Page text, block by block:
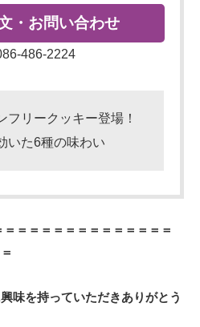
・お問い合わせ
486-2224
フリークッキー登場！
いた6種の味わい
＝＝＝＝＝＝＝＝＝＝＝＝＝
味を持っていただきありがとう